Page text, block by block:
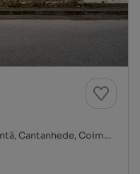
Rua Frei Manuel dos Santos, Ourentã, Cantanhede, Coimbra